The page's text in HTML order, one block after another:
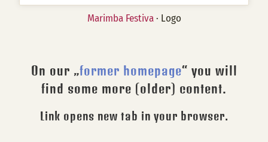
Marimba Festiva· Logo
On our „former homepage“ you will
find some more (older) content.
Link opens new tab in your browser.